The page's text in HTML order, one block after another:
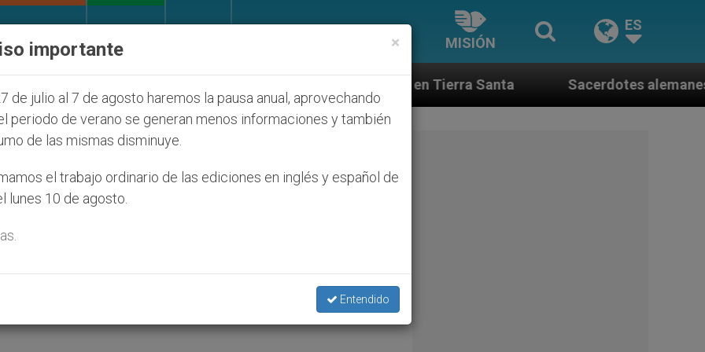
MISIÓN
ES
judíos que afecta a cristianos (y no sólo) en Tierra Santa Sacerdotes alemanes fieles al Papa
para la visita del Papa
en todo el país
×
importante
de julio al 7 de agosto haremos la pausa anual, aprovechando
periodo de verano se generan menos informaciones y también
de las mismas disminuye.
el trabajo ordinario de las ediciones en inglés y español de
lunes 10 de agosto.
Entendido